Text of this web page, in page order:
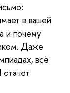
в вашей
и почему
Даже
всё